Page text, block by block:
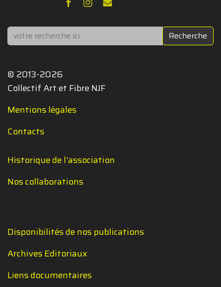
Rechercher Recherche
© 2013-2026
Collectif Art et Fibre NJF
Mentions légales
Contacts
Historique de l'association
Nos collaborations
Disponibilités de nos publications
Archives Editoriaux
Liens documentaires